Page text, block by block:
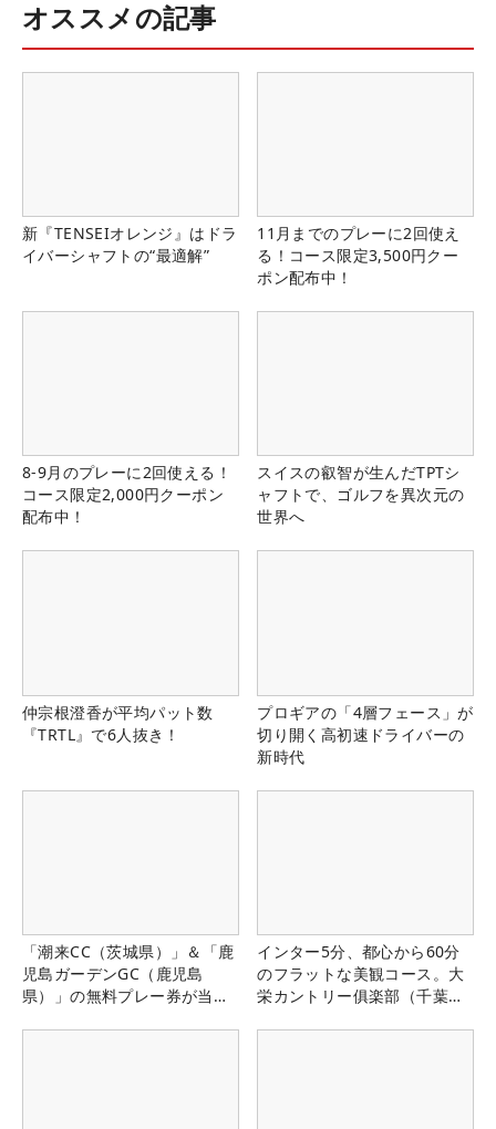
オススメの記事
新『TENSEIオレンジ』はドラ
イバーシャフトの“最適解”
11月までのプレーに2回使え
る！コース限定3,500円クー
ポン配布中！
8-9月のプレーに2回使える！
コース限定2,000円クーポン
配布中！
スイスの叡智が生んだTPTシ
ャフトで、ゴルフを異次元の
世界へ
仲宗根澄香が平均パット数
『TRTL』で6人抜き！
プロギアの「4層フェース」が
切り開く高初速ドライバーの
新時代
「潮来CC（茨城県）」＆「鹿
児島ガーデンGC（鹿児島
県）」の無料プレー券が当た
インター5分、都心から60分
のフラットな美観コース。大
栄カントリー俱楽部（千葉